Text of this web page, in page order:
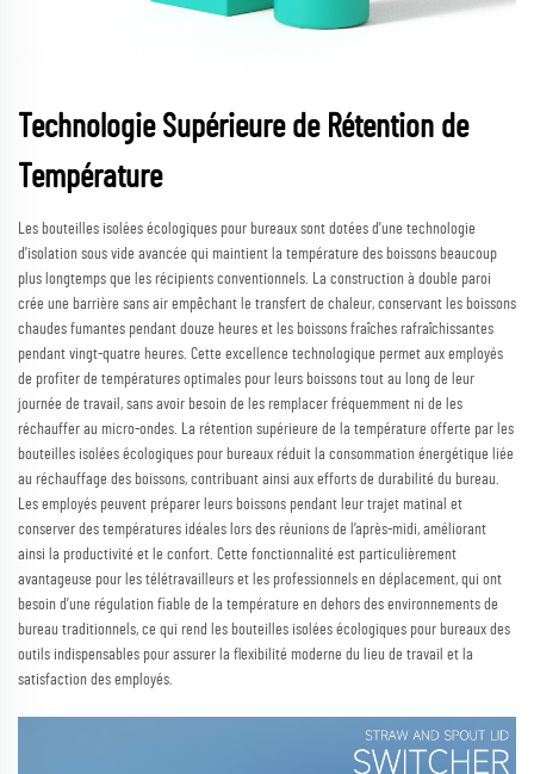
Technologie Supérieure de Rétention de
Température
Les bouteilles isolées écologiques pour bureaux sont dotées d'une technologie
d'isolation sous vide avancée qui maintient la température des boissons beaucoup
plus longtemps que les récipients conventionnels. La construction à double paroi
crée une barrière sans air empêchant le transfert de chaleur, conservant les boissons
chaudes fumantes pendant douze heures et les boissons fraîches rafraîchissantes
pendant vingt-quatre heures. Cette excellence technologique permet aux employés
de profiter de températures optimales pour leurs boissons tout au long de leur
journée de travail, sans avoir besoin de les remplacer fréquemment ni de les
réchauffer au micro-ondes. La rétention supérieure de la température offerte par les
bouteilles isolées écologiques pour bureaux réduit la consommation énergétique liée
au réchauffage des boissons, contribuant ainsi aux efforts de durabilité du bureau.
Les employés peuvent préparer leurs boissons pendant leur trajet matinal et
conserver des températures idéales lors des réunions de l’après-midi, améliorant
ainsi la productivité et le confort. Cette fonctionnalité est particulièrement
avantageuse pour les télétravailleurs et les professionnels en déplacement, qui ont
besoin d’une régulation fiable de la température en dehors des environnements de
bureau traditionnels, ce qui rend les bouteilles isolées écologiques pour bureaux des
outils indispensables pour assurer la flexibilité moderne du lieu de travail et la
satisfaction des employés.